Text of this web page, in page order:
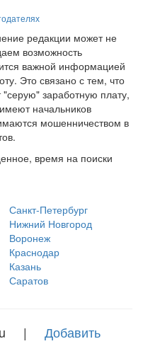
редакции может не
возможность
важной информацией
Это связано с тем, что
заработную плату,
начальников
мошенничеством в
время на поиски
Санкт-Петербург
Нижний Новгород
Воронеж
Краснодар
Казань
Саратов
| Добавить